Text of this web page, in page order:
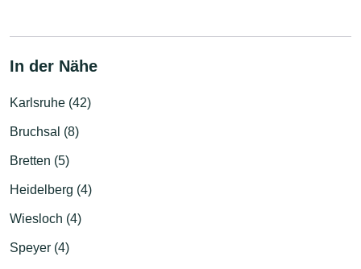
In der Nähe
Karlsruhe (42)
Bruchsal (8)
Bretten (5)
Heidelberg (4)
Wiesloch (4)
Speyer (4)